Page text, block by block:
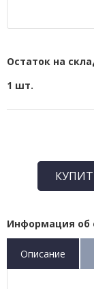
Остаток на
1 шт.
Информация об
Описание